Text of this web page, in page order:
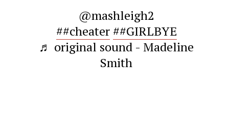
@mashleigh2
##cheater ##GIRLBYE
♬ original sound - Madeline
Smith